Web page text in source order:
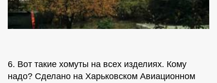
6. Вот такие хомуты на всех изделиях. Кому
надо? Сделано на Харьковском Авиационном